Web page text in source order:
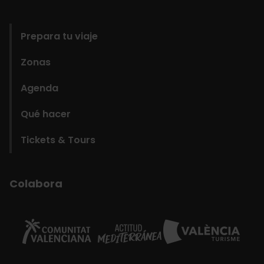
Prepara tu viaje
Zonas
Agenda
Qué hacer
Tickets & Tours
Colabora